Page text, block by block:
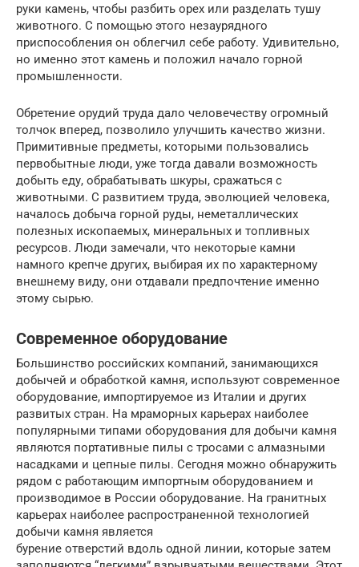
руки камень, чтобы разбить орех или разделать тушу
животного. С помощью этого незаурядного
приспособления он облегчил себе работу. Удивительно,
но именно этот камень и положил начало горной
промышленности.
Обретение орудий труда дало человечеству огромный
толчок вперед, позволило улучшить качество жизни.
Примитивные предметы, которыми пользовались
первобытные люди, уже тогда давали возможность
добыть еду, обрабатывать шкуры, сражаться с
животными. С развитием труда, эволюцией человека,
началось добыча горной руды, неметаллических
полезных ископаемых, минеральных и топливных
ресурсов. Люди замечали, что некоторые камни
намного крепче других, выбирая их по характерному
внешнему виду, они отдавали предпочтение именно
этому сырью.
Современное оборудование
Большинство российских компаний, занимающихся
добычей и обработкой камня, используют современное
оборудование, импортируемое из Италии и других
развитых стран. На мраморных карьерах наиболее
популярными типами оборудования для добычи камня
являются портативные пилы с тросами с алмазными
насадками и цепные пилы. Сегодня можно обнаружить
рядом с работающим импортным оборудованием и
производимое в России оборудование. На гранитных
карьерах наиболее распространенной технологией
добычи камня является
бурение отверстий вдоль одной линии, которые затем